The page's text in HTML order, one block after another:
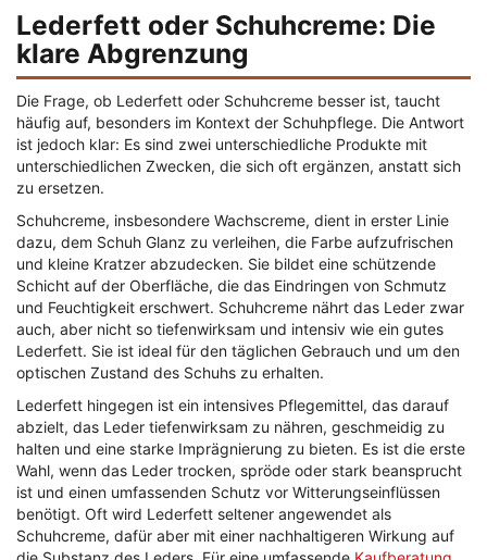
Lederfett oder Schuhcreme: Die
klare Abgrenzung
Die Frage, ob Lederfett oder Schuhcreme besser ist, taucht
häufig auf, besonders im Kontext der Schuhpflege. Die Antwort
ist jedoch klar: Es sind zwei unterschiedliche Produkte mit
unterschiedlichen Zwecken, die sich oft ergänzen, anstatt sich
zu ersetzen.
Schuhcreme, insbesondere Wachscreme, dient in erster Linie
dazu, dem Schuh Glanz zu verleihen, die Farbe aufzufrischen
und kleine Kratzer abzudecken. Sie bildet eine schützende
Schicht auf der Oberfläche, die das Eindringen von Schmutz
und Feuchtigkeit erschwert. Schuhcreme nährt das Leder zwar
auch, aber nicht so tiefenwirksam und intensiv wie ein gutes
Lederfett. Sie ist ideal für den täglichen Gebrauch und um den
optischen Zustand des Schuhs zu erhalten.
Lederfett hingegen ist ein intensives Pflegemittel, das darauf
abzielt, das Leder tiefenwirksam zu nähren, geschmeidig zu
halten und eine starke Imprägnierung zu bieten. Es ist die erste
Wahl, wenn das Leder trocken, spröde oder stark beansprucht
ist und einen umfassenden Schutz vor Witterungseinflüssen
benötigt. Oft wird Lederfett seltener angewendet als
Schuhcreme, dafür aber mit einer nachhaltigeren Wirkung auf